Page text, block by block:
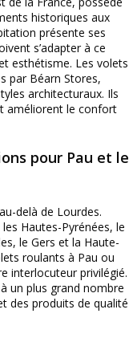
historiques aux
présente ses
s’adapter à ce
esthétisme. Les volets
par Béarn Stores,
architecturaux. Ils
améliorent le confort
pour Pau et le
delà de Lourdes.
Hautes-Pyrénées, le
le Gers et la Haute-
roulants à Pau ou
interlocuteur privilégié.
un plus grand nombre
des produits de qualité